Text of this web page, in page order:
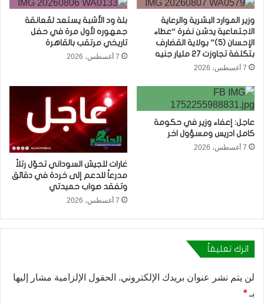
وزير الموارد البشرية والرعاية
الاجتماعية يدشن نفرة “عطاء
الإحسان (5)” بولاية القضارف
بتكلفة تجاوزت 27 مليار جنيه
7 أغسطس، 2026
بلة ود الأشبة يستعد لمُعانقة
جمهوره لأول مرة في حفل
تاريخي مرتقب بالقاهرة
7 أغسطس، 2026
عاجل: إعفاء وزير في حكومة
كامل ادريس ومسؤول اخر
7 أغسطس، 2026
غارات للجيش السوداني تحوّل رتلاً
مدرعاً للدعم إلى خردة في دقائق
وتفقد صواب حميدتي
7 أغسطس، 2026
اترك تعليقاً
لن يتم نشر عنوان بريدك الإلكتروني. الحقول الإلزامية مشار إليها
بـ *